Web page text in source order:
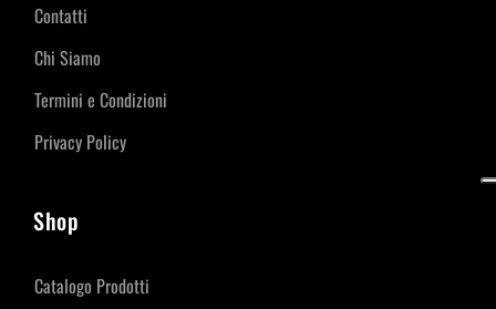
Contatti
Chi Siamo
Termini e Condizioni
Privacy Policy
Shop
Catalogo Prodotti